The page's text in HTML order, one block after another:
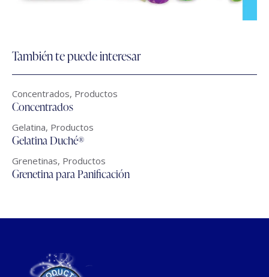
También te puede interesar
Concentrados, Productos
Concentrados
Gelatina, Productos
Gelatina Duché®
Grenetinas, Productos
Grenetina para Panificación